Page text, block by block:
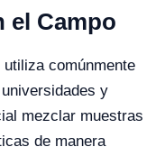
el Campo
utiliza comúnmente
y
mezclar muestras
de manera